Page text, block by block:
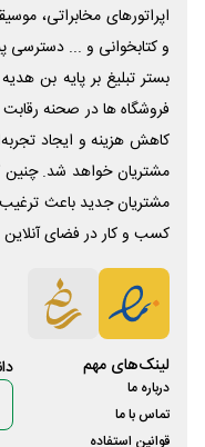
اپراتورهای مخابراتی،
و کتابخوانی و ... دسترسی
بستر تبلیغ بر پایه بن
فروشگاه ها در صحنه
کاهش هزینه و ایجاد
مشتریان خواهد شد.
مشتریان جدید باعث
کسب و کار در فضای
لینک‌های مهم
درباره ما
تماس با ما
قوانین استفاده